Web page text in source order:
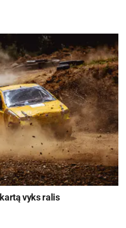
vyks ralis